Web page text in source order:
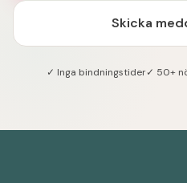
Skicka
✓ Inga bindningstider✓ 50+